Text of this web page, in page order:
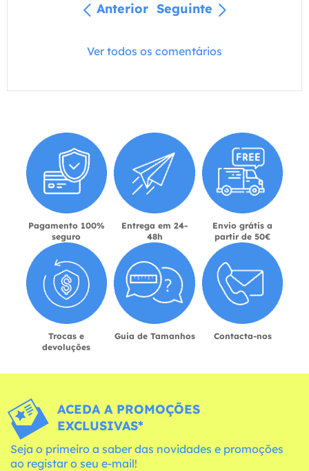
Anterior Seguinte
Ver todos os comentários
Pagamento 100%
seguro
Entrega em 24-
48h
Envio grátis a
partir de 50€
Trocas e
devoluções
Guia de Tamanhos Contacta-nos
ACEDA A PROMOÇÕES
EXCLUSIVAS*
Seja o primeiro a saber das novidades e promoções
ao registar o seu e-mail!